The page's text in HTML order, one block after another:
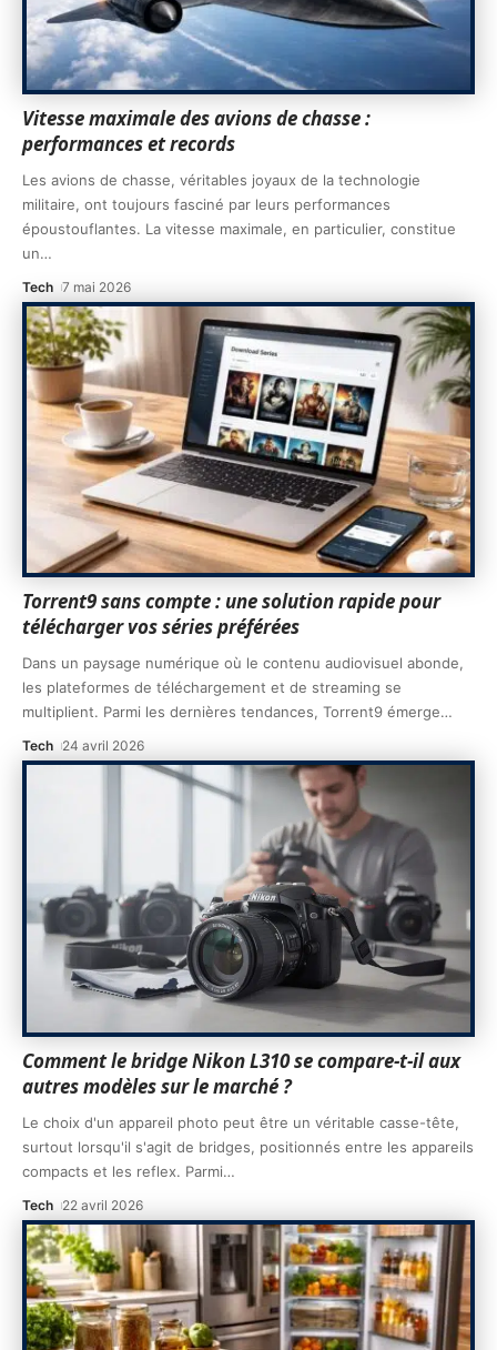
Vitesse maximale des avions de chasse :
performances et records
Les avions de chasse, véritables joyaux de la technologie
militaire, ont toujours fasciné par leurs performances
époustouflantes. La vitesse maximale, en particulier, constitue
un…
Tech 7 mai 2026
Torrent9 sans compte : une solution rapide pour
télécharger vos séries préférées
Dans un paysage numérique où le contenu audiovisuel abonde,
les plateformes de téléchargement et de streaming se
multiplient. Parmi les dernières tendances, Torrent9 émerge…
Tech 24 avril 2026
Comment le bridge Nikon L310 se compare-t-il aux
autres modèles sur le marché ?
Le choix d'un appareil photo peut être un véritable casse-tête,
surtout lorsqu'il s'agit de bridges, positionnés entre les appareils
compacts et les reflex. Parmi…
Tech 22 avril 2026